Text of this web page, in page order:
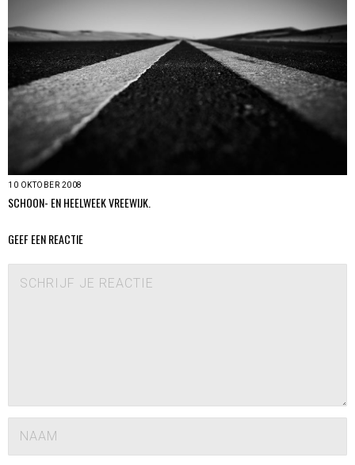
10 OKTOBER 2008
SCHOON- EN HEELWEEK VREEWIJK.
GEEF EEN REACTIE